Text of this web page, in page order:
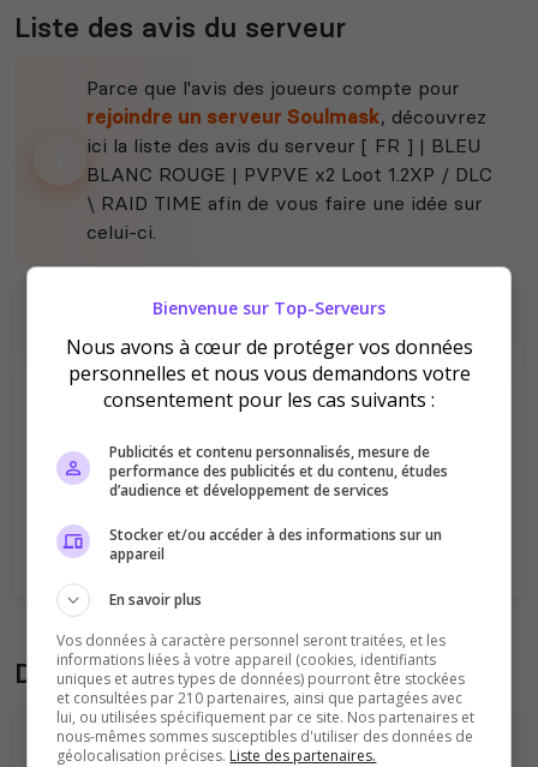
Liste des avis du serveur
Parce que l'avis des joueurs compte pour
rejoindre un serveur Soulmask, découvrez
ici la liste des avis du serveur [ FR ] | BLEU
BLANC ROUGE | PVPVE x2 Loot 1.2XP / DLC
\ RAID TIME afin de vous faire une idée sur
celui-ci.
Il n'y a pas encore d'avis sur ce serveur.
Qualité
Staff du serveur
Donner son avis sur le serveur
Bienvenue sur Top-Serveurs
Nous avons à cœur de protéger vos données
personnelles et nous vous demandons votre
consentement pour les cas suivants :
Publicités et contenu personnalisés, mesure de
performance des publicités et du contenu, études
d’audience et développement de services
Stocker et/ou accéder à des informations sur un
appareil
En savoir plus
Vos données à caractère personnel seront traitées, et les
informations liées à votre appareil (cookies, identifiants
uniques et autres types de données) pourront être stockées
et consultées par 210 partenaires, ainsi que partagées avec
lui, ou utilisées spécifiquement par ce site. Nos partenaires et
nous-mêmes sommes susceptibles d'utiliser des données de
géolocalisation précises. Liste des partenaires.